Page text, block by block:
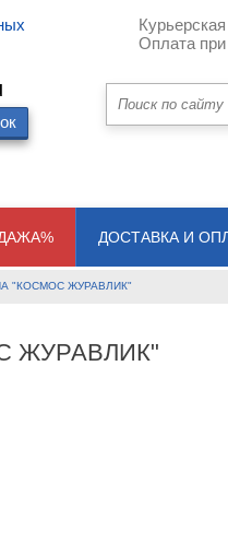
Оплата
ДОСТАВКА И
"КОСМОС ЖУРАВЛИК"
ЖУРАВЛИК"